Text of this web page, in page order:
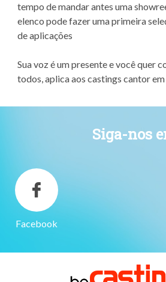
tempo de mandar antes uma
elenco pode fazer uma primeira
de aplicações
Sua voz é um presente e você quer
todos, aplica aos castings cantor
Siga-nos
Facebook